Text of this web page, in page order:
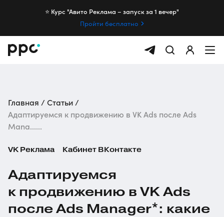
⭐️ Курс "Авито Реклама – запуск за 1 вечер"
Пройти бесплатно
Главная
Статьи
Адаптируемся к продвижению в VK Ads после Ads
Mana......
VK Реклама Кабинет ВКонтакте
Адаптируемся
к продвижению в VK Ads
после Ads Manager*: какие